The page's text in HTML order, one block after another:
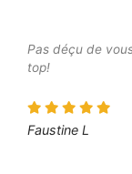
Pas déçu de
top!
Faustine L